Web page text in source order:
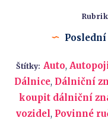
Štítky: Auto,
Dálnice, Dálniční
koupit dálniční
vozidel, Povinné